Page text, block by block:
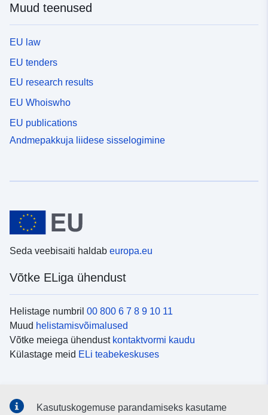
Muud teenused
EU law
EU tenders
EU research results
EU Whoiswho
EU publications
Andmepakkuja liidese sisselogimine
Seda veebisaiti haldab europa.eu
Võtke ELiga ühendust
Helistage numbril 00 800 6 7 8 9 10 11
Muud helistamisvõimalused
Võtke meiega ühendust kontaktvormi kaudu
Külastage meid ELi teabekeskuses
Kasutuskogemuse parandamiseks kasutame